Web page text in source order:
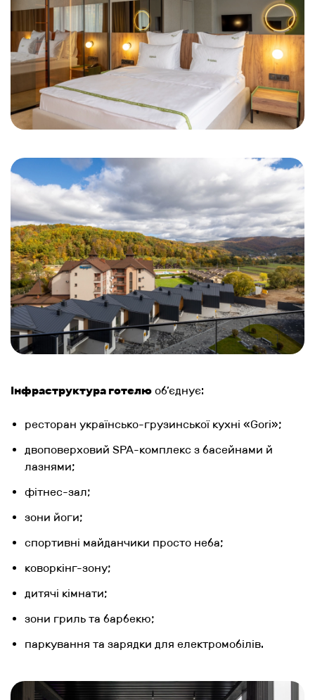
Інфраструктура готелю об’єднує:
ресторан українсько-грузинської кухні «Gori»;
двоповерховий SPA-комплекс з басейнами й
лазнями;
фітнес-зал;
зони йоги;
спортивні майданчики просто неба;
коворкінг-зону;
дитячі кімнати;
зони гриль та барбекю;
паркування та зарядки для електромобілів.